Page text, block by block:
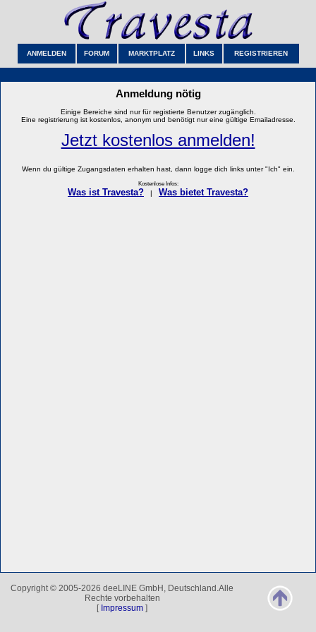
ANMELDEN FORUM MARKTPLATZ LINKS REGISTRIEREN
Anmeldung nötig
Einige Bereiche sind nur für registierte Benutzer zugänglich.
Eine registrierung ist kostenlos, anonym und benötigt nur eine gültige Emailadresse.
Jetzt kostenlos anmelden!
Wenn du gültige Zugangsdaten erhalten hast, dann logge dich links unter "Ich" ein.
Kostenlose Infos:
Was ist Travesta? Was bietet Travesta?
Copyright © 2005-2026 deeLINE GmbH, Deutschland.Alle
Rechte vorbehalten
[ Impressum ]